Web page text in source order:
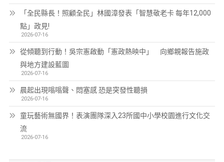
「全民縣長！照顧全民」林國漳發表「智慧敬老卡 每年12,000
點」政見!
2026-07-16
從傾聽到行動！吳宗憲啟動「憲政熱映中」 向鄉親報告施政
與地方建設藍圖
2026-07-16
晨起出現嗡嗡聲、悶塞感 恐是突發性聽損
2026-07-16
童玩藝術無國界！表演團隊深入23所國中小學校園進行文化交
流
2026-07-16